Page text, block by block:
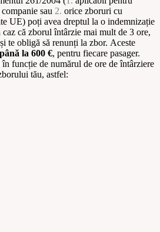
sau 2. orice zboruri cu
UE) poți avea dreptul la o indemnizație
că zborul întârzie mai mult de 3 ore,
te obligă să renunți la zbor. Aceste
la 600 €, pentru fiecare pasager.
în funcție de numărul de ore de întârziere
tău, astfel: